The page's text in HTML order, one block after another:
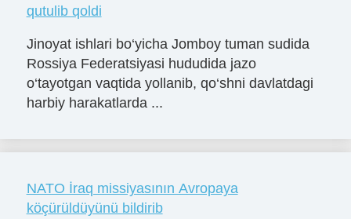
qutulib qoldi
Jinoyat ishlari bo‘yicha Jomboy tuman sudida
Rossiya Federatsiyasi hududida jazo
o‘tayotgan vaqtida yollanib, qo‘shni davlatdagi
harbiy harakatlarda ...
NATO İraq missiyasının Avropaya
köçürüldüyünü bildirib